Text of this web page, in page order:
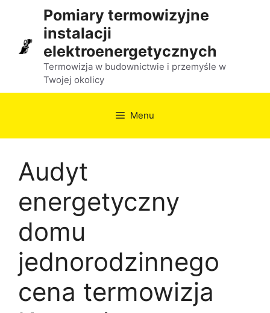
treści
Pomiary termowizyjne
instalacji
elektroenergetycznych
Termowizja w budownictwie i przemyśle w
Twojej okolicy
Menu
Audyt
energetyczny
domu
jednorodzinnego
cena termowizja